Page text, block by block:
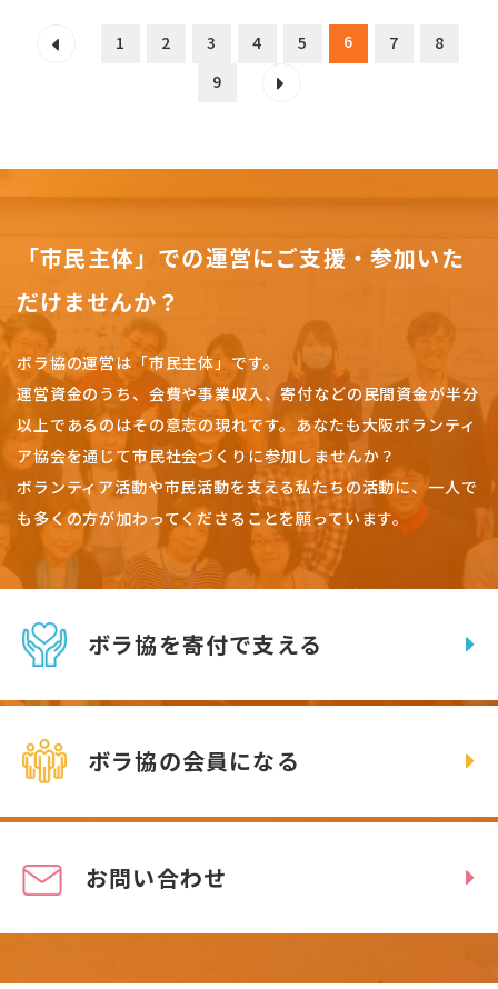
1 2 3 4 5 6 7
8
9
「市民主体」での運営にご支援・参加いた
だけませんか？
ボラ協の運営は「市民主体」です。
運営資金のうち、会費や事業収入、寄付などの民間資金が半分
以上であるのはその意志の現れです。 あなたも大阪ボランティ
ア協会を通じて市民社会づくりに参加しませんか？
ボランティア活動や市民活動を支える私たちの活動に、一人で
も多くの方が加わってくださることを願っています。
ボラ協を寄付で支える
ボラ協の会員になる
お問い合わせ